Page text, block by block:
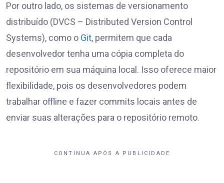
Por outro lado, os sistemas de versionamento
distribuído (DVCS – Distributed Version Control
Systems), como o Git, permitem que cada
desenvolvedor tenha uma cópia completa do
repositório em sua máquina local. Isso oferece maior
flexibilidade, pois os desenvolvedores podem
trabalhar offline e fazer commits locais antes de
enviar suas alterações para o repositório remoto.
CONTINUA APÓS A PUBLICIDADE